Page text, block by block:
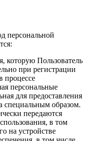
персональной
которую Пользователь
при регистрации
процессе
персональные
для предоставления
специальным образом.
передаются
в том
на устройстве